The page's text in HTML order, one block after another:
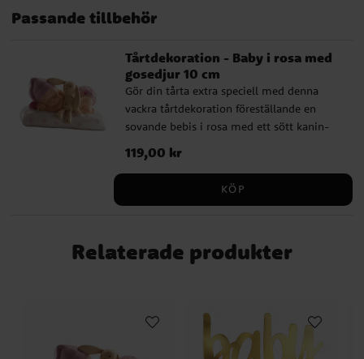
Passande tillbehör
Tårtdekoration - Baby i rosa med
gosedjur 10 cm
Gör din tårta extra speciell med denna
vackra tårtdekoration föreställande en
sovande bebis i rosa med ett sött kanin-
gosedjur. Perfekt för dop, babyshower eller
gender reveal-party. Denna dekoration är
tillverkad i hårdplast och är både hållbar
och detaljrik. Den mäter cirka 10 x 5 cm
och minnesvärd touch.
Pris :119,00 kr
119,00 kr
KÖP
Relaterade produkter